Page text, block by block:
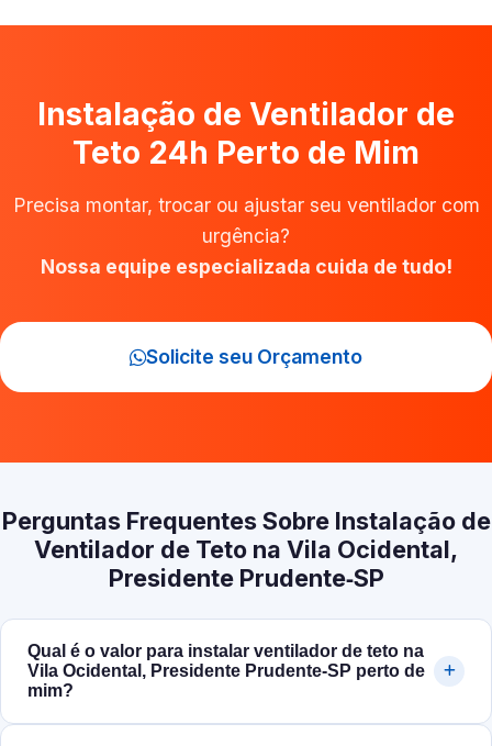
Instalação de Ventilador de
Teto 24h Perto de Mim
Precisa montar, trocar ou ajustar seu ventilador com
urgência?
Nossa equipe especializada cuida de tudo!
Solicite seu Orçamento
Perguntas Frequentes Sobre Instalação de
Ventilador de Teto na Vila Ocidental,
Presidente Prudente‑SP
Qual é o valor para instalar ventilador de teto na
Vila Ocidental, Presidente Prudente‑SP perto de
mim?